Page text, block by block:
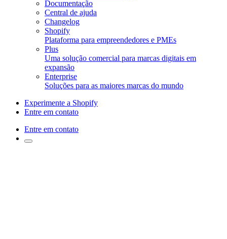
Documentação
Central de ajuda
Changelog
Shopify
Plataforma para empreendedores e PMEs
Plus
Uma solução comercial para marcas digitais em
expansão
Enterprise
Soluções para as maiores marcas do mundo
Experimente a Shopify
Entre em contato
Entre em contato